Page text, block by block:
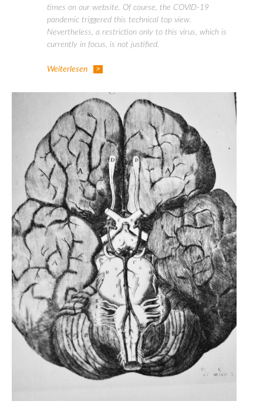
times on our website. Of course, the COVID-19
pandemic triggered this technical top view.
Nevertheless, a restriction only to this virus, which is
currently in focus, is not justified.
Weiterlesen